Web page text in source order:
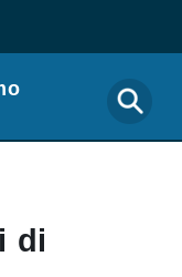
di